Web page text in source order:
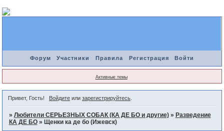
Форум Участники Правила Регистрация Войти
Активные темы
Привет, Гость! Войдитеили зарегистрируйтесь.
» Любители СЕРЬЕЗНЫХ СОБАК (КА ДЕ БО и другие) » Разведение
КА ДЕ БО » Щенки ка де бо (Ижевск)